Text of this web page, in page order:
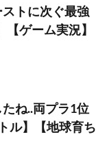
ストに次ぐ最強
ゲーム実況】
ね..両プラ1位
ル】【地球育ち